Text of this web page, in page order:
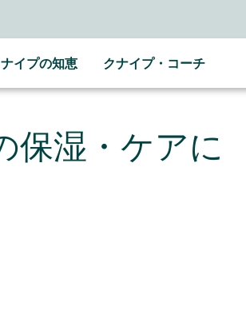
イプの知恵 クナイプ・コーチ
保湿・ケアに